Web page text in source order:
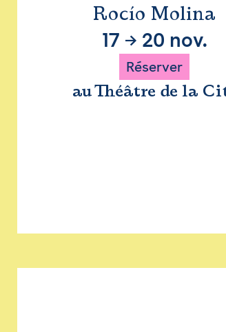
Rocío Molina
17 → 20 nov.
Réserver
au Théâtre de la